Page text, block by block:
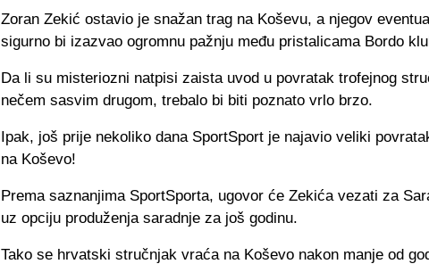
Zoran Zekić ostavio je snažan trag na Koševu, a njegov
sigurno bi izazvao ogromnu pažnju među pristalicama Bordo
Da li su misteriozni natpisi zaista uvod u povratak trofejnog
nečem sasvim drugom, trebalo bi biti poznato vrlo brzo.
Ipak, još prije nekoliko dana SportSport je najavio veliki
na Koševo!
Prema saznanjima SportSporta, ugovor će Zekića vezati za
uz opciju produženja saradnje za još godinu.
Tako se hrvatski stručnjak vraća na Koševo nakon manje od